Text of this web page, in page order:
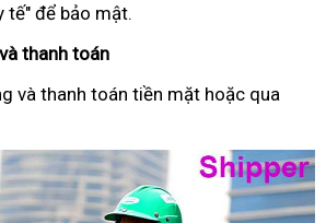
tế" để bảo mật.
thanh toán
và thanh toán tiền mặt hoặc qua